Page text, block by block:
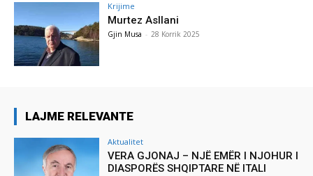
Krijime
Murtez Asllani
Gjin Musa - 28 Korrik 2025
LAJME RELEVANTE
Aktualitet
VERA GJONAJ – NJË EMËR I NJOHUR I
DIASPORËS SHQIPTARE NË ITALI